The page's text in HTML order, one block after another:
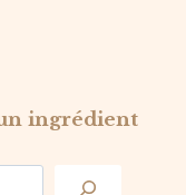
ingrédient